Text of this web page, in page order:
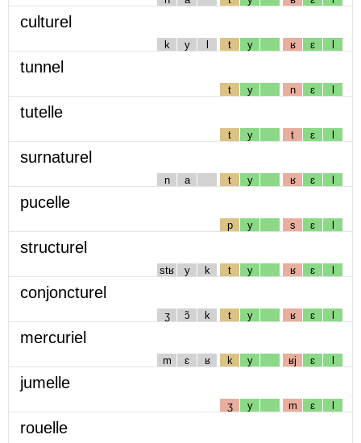
culturel
k y l t y ʁ ɛ l
tunnel
t y n ɛ l
tutelle
t y t ɛ l
surnaturel
n a t y ʁ ɛ l
pucelle
p y s ɛ l
structurel
stʁ y k t y ʁ ɛ l
conjoncturel
ʒ ɔ̃ k t y ʁ ɛ l
mercuriel
m ɛ ʁ k y ʁj ɛ l
jumelle
ʒ y m ɛ l
rouelle